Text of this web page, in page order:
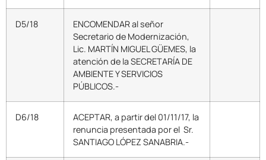
D5/18
ENCOMENDAR al señor
Secretario de Modernización,
Lic. MARTÍN MIGUEL GÜEMES, la
atención de la SECRETARÍA DE
AMBIENTE Y SERVICIOS
PÚBLICOS.-
D6/18
ACEPTAR, a partir del 01/11/17, la
renuncia presentada por el Sr.
SANTIAGO LÓPEZ SANABRIA.-